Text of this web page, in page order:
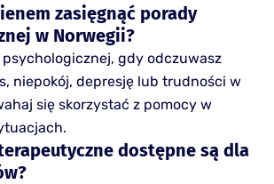
zasięgnąć porady
w Norwegii?
gdy odczuwasz
niepokój, depresję lub trudności w
się skorzystać z pomocy w
dostępne są dla